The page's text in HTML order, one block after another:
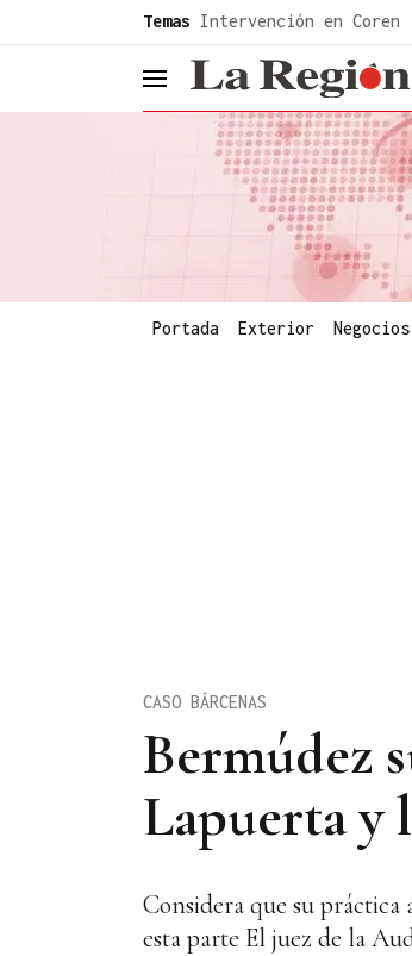
Temas Intervención en Coren
header.menu.open
Portada Exterior Negocios
Bermúdez
Lapuerta y
CASO BÁRCENAS
Considera que su
esta parte El juez de la